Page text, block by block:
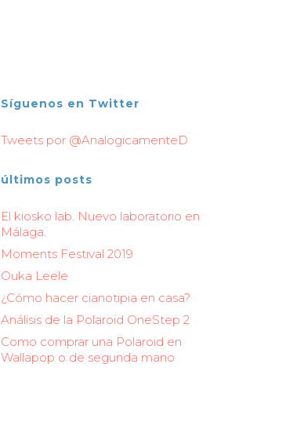
Síguenos en Twitter
Tweets por @AnalogicamenteD
últimos posts
El kiosko lab. Nuevo laboratorio en
Málaga.
Moments Festival 2019
Ouka Leele
¿Cómo hacer cianotipia en casa?
Análisis de la Polaroid OneStep 2
Como comprar una Polaroid en
Wallapop o de segunda mano